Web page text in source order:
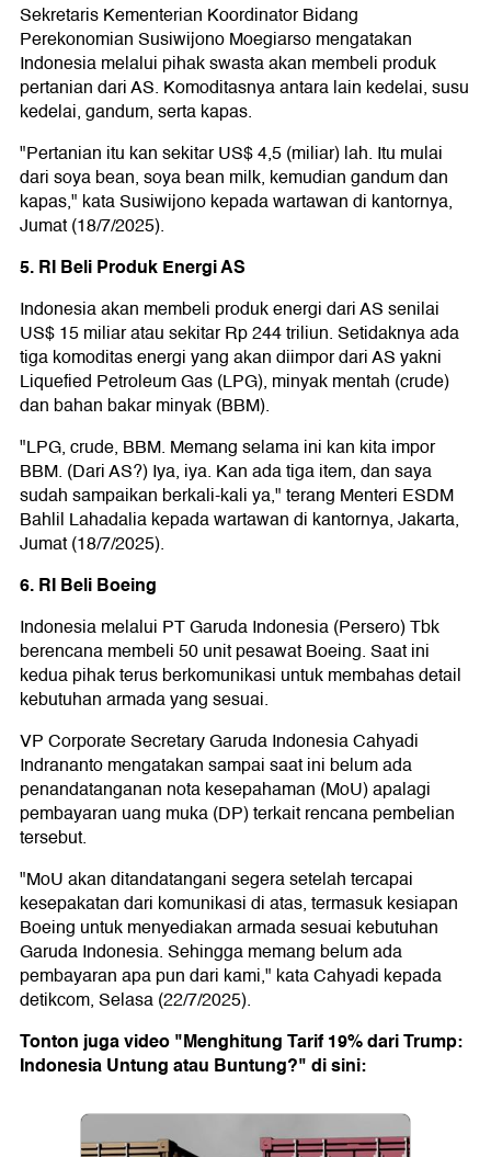
Sekretaris Kementerian Koordinator Bidang
Perekonomian Susiwijono Moegiarso mengatakan
Indonesia melalui pihak swasta akan membeli produk
pertanian dari AS. Komoditasnya antara lain kedelai, susu
kedelai, gandum, serta kapas.
"Pertanian itu kan sekitar US$ 4,5 (miliar) lah. Itu mulai
dari soya bean, soya bean milk, kemudian gandum dan
kapas," kata Susiwijono kepada wartawan di kantornya,
Jumat (18/7/2025).
5. RI Beli Produk Energi AS
Indonesia akan membeli produk energi dari AS senilai
US$ 15 miliar atau sekitar Rp 244 triliun. Setidaknya ada
tiga komoditas energi yang akan diimpor dari AS yakni
Liquefied Petroleum Gas (LPG), minyak mentah (crude)
dan bahan bakar minyak (BBM).
"LPG, crude, BBM. Memang selama ini kan kita impor
BBM. (Dari AS?) Iya, iya. Kan ada tiga item, dan saya
sudah sampaikan berkali-kali ya," terang Menteri ESDM
Bahlil Lahadalia kepada wartawan di kantornya, Jakarta,
Jumat (18/7/2025).
6. RI Beli Boeing
Indonesia melalui PT Garuda Indonesia (Persero) Tbk
berencana membeli 50 unit pesawat Boeing. Saat ini
kedua pihak terus berkomunikasi untuk membahas detail
kebutuhan armada yang sesuai.
VP Corporate Secretary Garuda Indonesia Cahyadi
Indrananto mengatakan sampai saat ini belum ada
penandatanganan nota kesepahaman (MoU) apalagi
pembayaran uang muka (DP) terkait rencana pembelian
tersebut.
"MoU akan ditandatangani segera setelah tercapai
kesepakatan dari komunikasi di atas, termasuk kesiapan
Boeing untuk menyediakan armada sesuai kebutuhan
Garuda Indonesia. Sehingga memang belum ada
pembayaran apa pun dari kami," kata Cahyadi kepada
detikcom, Selasa (22/7/2025).
Tonton juga video "Menghitung Tarif 19% dari Trump:
Indonesia Untung atau Buntung?" di sini: